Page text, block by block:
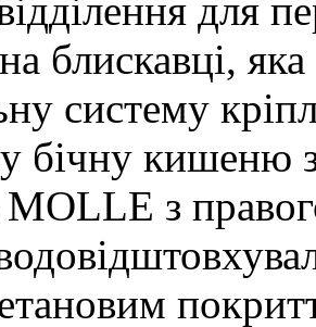
для
блискавці,
систему
бічну кишеню
MOLLE з